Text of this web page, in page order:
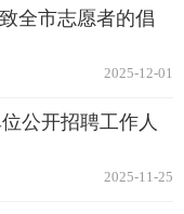
全市志愿者的倡
2025-12-01
公开招聘工作人
2025-11-25